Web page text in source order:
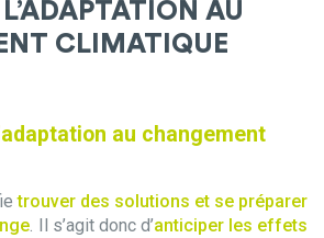
AU
CLIMATIQUE
au changement
trouver des solutions et se préparer
. Il s’agit donc d’anticiper les effets